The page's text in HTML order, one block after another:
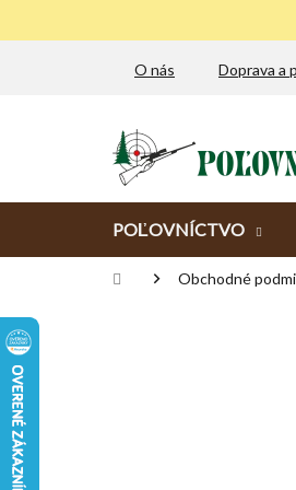
O nás Doprava a
POĽOVNÍCTVO
DomovObchodné